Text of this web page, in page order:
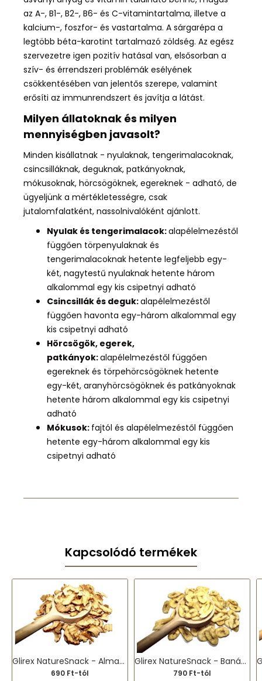
az A-, B1-, B2-, B6- és C-vitamintartalma, illetve a
kalcium-, foszfor- és vastartalma. A sárgarépa a
legtöbb béta-karotint tartalmazó zöldség. Az egész
szervezetre igen pozitív hatásal van, elsősorban a
szív- és érrendszeri problémák esélyének
csökkentésében van jelentős szerepe, valamint
erősíti az immunrendszert és javítja a látást.
Milyen állatoknak és milyen
mennyiségben javasolt?
Minden kisállatnak - nyulaknak, tengerimalacoknak,
csincsilláknak, deguknak, patkányoknak,
mókusoknak, hörcsögöknek, egereknek - adható, de
ügyeljünk a mértékletességre, csak
jutalomfalatként, nassolnivalóként ajánlott.
Nyulak és tengerimalacok:alapélelmezéstől
függően törpenyulaknak és
tengerimalacoknak hetente legfeljebb egy-
két, nagytestű nyulaknak hetente három
alkalommal egy kis csipetnyi adható
Csincsillák és deguk:alapélelmezéstől
függően havonta egy-három alkalommal egy
kis csipetnyi adható
Hörcsögök, egerek,
patkányok:alapélelmezéstől függően
egereknek és törpehörcsögöknek hetente
egy-két, aranyhörcsögöknek és patkányoknak
hetente három alkalommal egy kis csipetnyi
adható
Mókusok: fajtól és alapélelmezéstől függően
hetente egy-három alkalommal egy kis
csipetnyi adható
Kapcsolódó termékek
Glirex NatureSnack - Almaszirom
690 Ft-tól
Glirex NatureSnack - Banánchips
790 Ft-tól